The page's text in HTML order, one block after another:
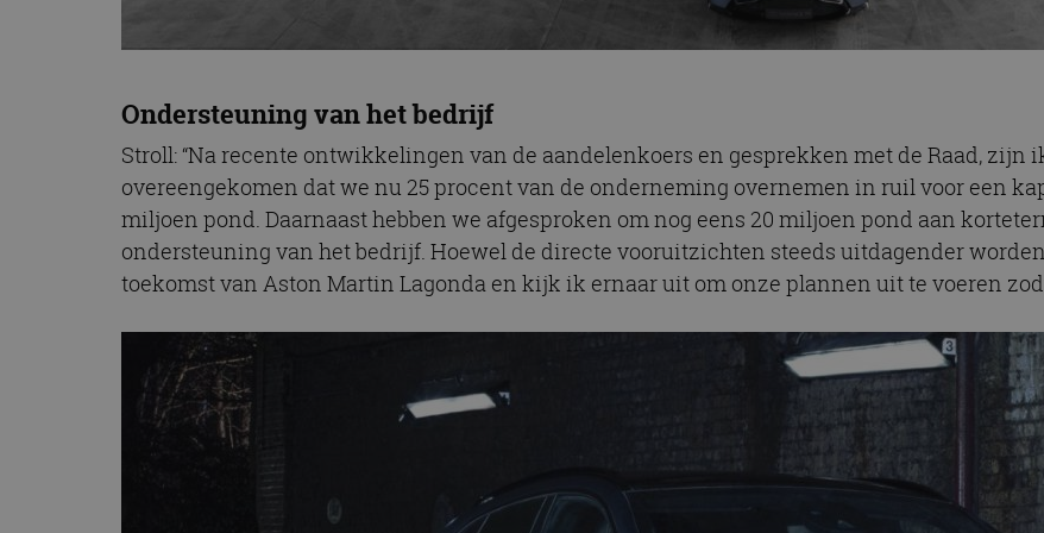
Ondersteuning van het bedrijf
Stroll: “Na recente ontwikkelingen van de aandelenkoers en gesprekken met de Raad,
overeengekomen dat we nu 25 procent van de onderneming overnemen in ruil voor een
miljoen pond. Daarnaast hebben we afgesproken om nog eens 20 miljoen pond aan
ondersteuning van het bedrijf. Hoewel de directe vooruitzichten steeds uitdagender
toekomst van Aston Martin Lagonda en kijk ik ernaar uit om onze plannen uit te voeren